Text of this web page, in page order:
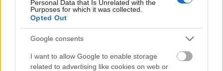
Personal Data that Is Unrelated with the
Purposes for which it was collected.
Opted Out
Google consents
I want to allow Google to enable storage
related to advertising like cookies on web or
Ο Light ζήτησε συγγνώμη και αλλάζει τους στίχους του
Polo: «Δική μου η ευθύνη, είπα μ@λ@κι@» (vid)